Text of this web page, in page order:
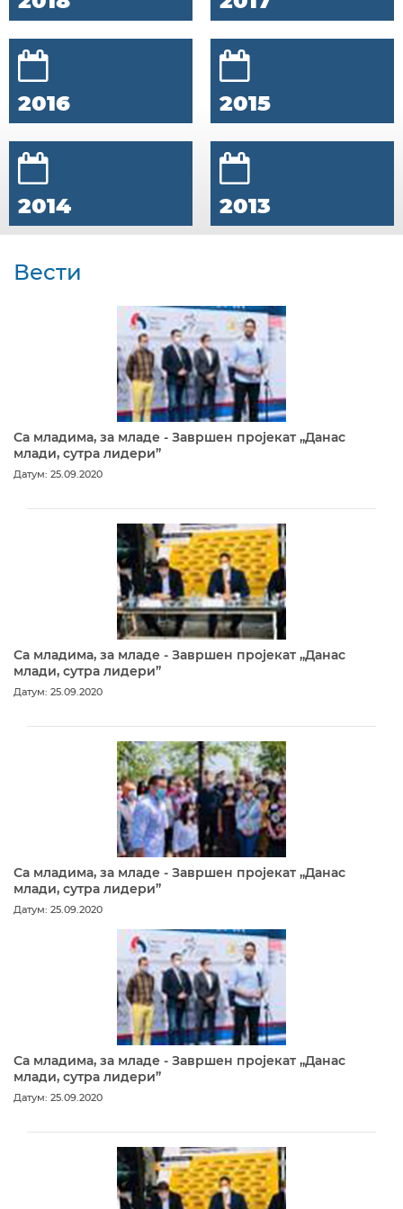
2016 2015
2014 2013
Вести
Са младима, за младе - Завршен пројекат „Данас
млади, сутра лидери”
Датум: 25.09.2020
Са младима, за младе - Завршен пројекат „Данас
млади, сутра лидери”
Датум: 25.09.2020
Са младима, за младе - Завршен пројекат „Данас
млади, сутра лидери”
Датум: 25.09.2020
Са младима, за младе - Завршен пројекат „Данас
млади, сутра лидери”
Датум: 25.09.2020